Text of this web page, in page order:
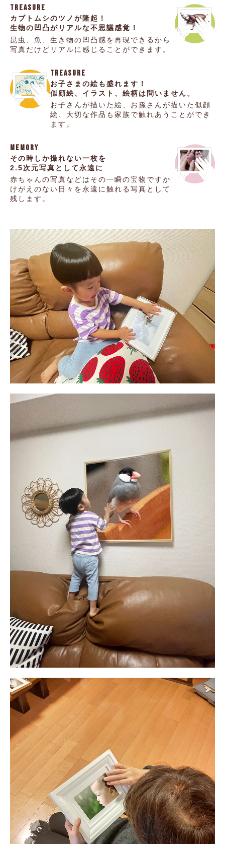
TREASURE
カブトムシのツノが隆起！
生物の凹凸がリアルな不思議感覚！
昆虫、魚、生き物の凹凸感を再現できるから
写真だけどリアルに感じることができます。
TREASURE
お子さまの絵も盛れます！
似顔絵、イラスト、絵柄は問いません。
お子さんが描いた絵、お孫さんが描いた似顔
絵、 大切な作品も家族で触れあうことができ
ます。
MEMORY
その時しか撮れない一枚を
2.5次元写真として永遠に
赤ちゃんの写真などはその一瞬の宝物ですか
けがえのない日々を永遠に触れる写真として
残します。